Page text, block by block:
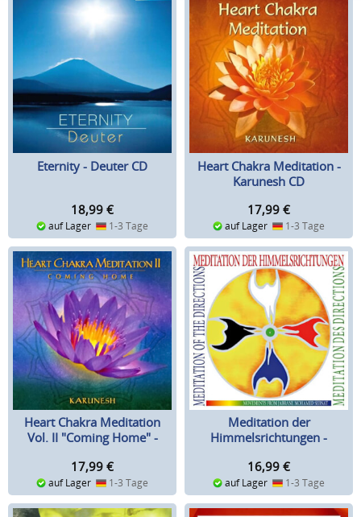
Eternity - Deuter CD
18,99 €
auf Lager 1-3 Tage
Heart Chakra Meditation -
Karunesh CD
17,99 €
auf Lager 1-3 Tage
Heart Chakra Meditation
Vol. II "Coming Home" -
17,99 €
auf Lager 1-3 Tage
Meditation der
Himmelsrichtungen -
16,99 €
auf Lager 1-3 Tage